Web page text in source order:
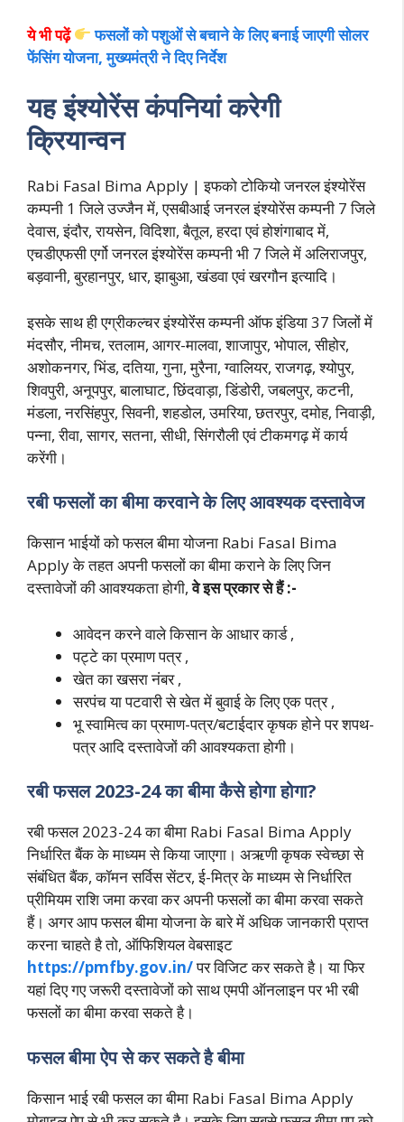
ये भी पढ़ें
फसलों को पशुओं से बचाने के लिए बनाई जाएगी सोलर
फेंसिंग योजना, मुख्यमंत्री ने दिए निर्देश
यह इंश्योरेंस कंपनियां करेगी
क्रियान्वन
Rabi Fasal Bima Apply | इफको टोकियो जनरल इंश्योरेंस
कम्पनी 1 जिले उज्जैन में, एसबीआई जनरल इंश्योरेंस कम्पनी 7 जिले
देवास, इंदौर, रायसेन, विदिशा, बैतूल, हरदा एवं होशंगाबाद में,
एचडीएफसी एर्गो जनरल इंश्योरेंस कम्पनी भी 7 जिले में अलिराजपुर,
बड़वानी, बुरहानपुर, धार, झाबुआ, खंडवा एवं खरगौन इत्यादि।
इसके साथ ही एग्रीकल्चर इंश्योरेंंस कम्पनी ऑफ इंडिया 37 जिलों में
मंदसौर, नीमच, रतलाम, आगर-मालवा, शाजापुर, भोपाल, सीहोर,
अशोकनगर, भिंड, दतिया, गुना, मुरैना, ग्वालियर, राजगढ़, श्योपुर,
शिवपुरी, अनूपपुर, बालाघाट, छिंदवाड़ा, डिंडोरी, जबलपुर, कटनी,
मंडला, नरसिंहपुर, सिवनी, शहडोल, उमरिया, छतरपुर, दमोह, निवाड़ी,
पन्ना, रीवा, सागर, सतना, सीधी, सिंगरौली एवं टीकमगढ़ में कार्य
करेंगी।
रबी फसलों का बीमा करवाने के लिए आवश्यक दस्तावेज
किसान भाईयों को फसल बीमा योजना Rabi Fasal Bima
Apply के तहत अपनी फसलों का बीमा कराने के लिए जिन
दस्तावेजों की आवश्यकता होगी,वे इस प्रकार से हैं :-
आवेदन करने वाले किसान के आधार कार्ड ,
पट्टे का प्रमाण पत्र ,
खेत का खसरा नंबर ,
सरपंच या पटवारी से खेत में बुवाई के लिए एक पत्र ,
भू स्वामित्व का प्रमाण-पत्र/बटाईदार कृषक होने पर शपथ-
पत्र आदि दस्तावेजों की आवश्यकता होगी।
रबी फसल 2023-24 का बीमा कैसे होगा होगा?
रबी फसल 2023-24 का बीमा Rabi Fasal Bima Apply
निर्धारित बैंक के माध्यम से किया जाएगा। अऋणी कृषक स्वेच्छा से
संबंधित बैंक, कॉमन सर्विस सेंटर, ई-मित्र के माध्यम से निर्धारित
प्रीमियम राशि जमा करवा कर अपनी फसलों का बीमा करवा सकते
हैं। अगर आप फसल बीमा योजना के बारे में अधिक जानकारी प्राप्त
करना चाहते है तो, ऑफिशियल वेबसाइट
https://pmfby.gov.in/पर विजिट कर सकते है। या फिर
यहां दिए गए जरूरी दस्तावेजों को साथ एमपी ऑनलाइन पर भी रबी
फसलों का बीमा करवा सकते है।
फसल बीमा ऐप से कर सकते है बीमा
किसान भाई रबी फसल का बीमा Rabi Fasal Bima Apply